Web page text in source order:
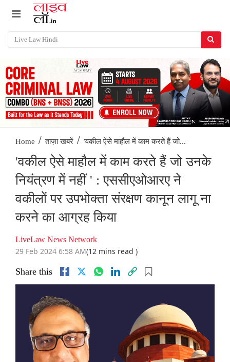
Home / ताज़ा खबरें / 'वकील ऐसे माहौल में काम करते हैं जो...
'वकील ऐसे माहौल में काम करते हैं जो उनके
नियंत्रण में नहीं ' : एससीएओआरए ने
वकीलों पर उपभोक्ता संरक्षण कानून लागू ना
करने का आग्रह किया
LiveLaw News Network
29 Feb 2024 6:58 AM(12 mins read )
Share this